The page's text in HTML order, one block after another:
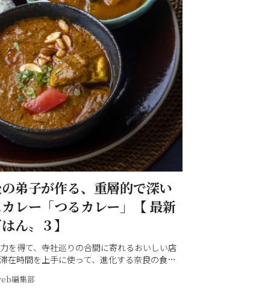
弟子が作る、重層的で深い
レー「つるカレー」【 最新
ん〟３】
を得て、寺社巡りの合間に寄れるおいしい店
在時間を上手に使って、進化する奈良の食を
編集部